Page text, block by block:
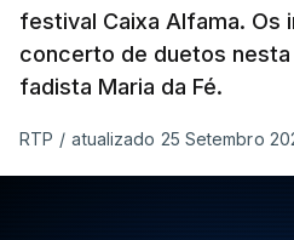
festival Caixa Alfama. Os
concerto de duetos
fadista Maria da Fé.
RTP / atualizado 25 Setembro